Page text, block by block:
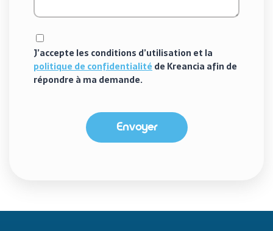
J’accepte les conditions d’utilisation et la
politique de confidentialité de Kreancia afin de
répondre à ma demande.
Envoyer